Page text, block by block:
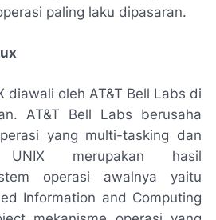
paling laku dipasaran.
diawali oleh AT&T Bell Labs di
AT&T Bell Labs berusaha
yang multi-tasking dan
merupakan hasil
operasi awalnya yaitu
Information and Computing